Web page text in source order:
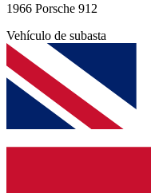
1966 Porsche 912
Vehículo de subasta